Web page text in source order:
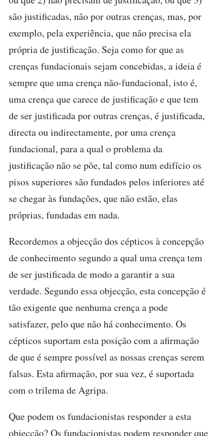
são justificadas, não por outras crenças, mas, por
exemplo, pela experiência, que não precisa ela
própria de justificação. Seja como for que as
crenças fundacionais sejam concebidas, a ideia é
sempre que uma crença não-fundacional, isto é,
uma crença que carece de justificação e que tem
de ser justificada por outras crenças, é justificada,
directa ou indirectamente, por uma crença
fundacional, para a qual o problema da
justificação não se põe, tal como num edifício os
pisos superiores são fundados pelos inferiores até
se chegar às fundações, que não estão, elas
próprias, fundadas em nada.
Recordemos a objecção dos cépticos à concepção
de conhecimento segundo a qual uma crença tem
de ser justificada de modo a garantir a sua
verdade. Segundo essa objecção, esta concepção é
tão exigente que nenhuma crença a pode
satisfazer, pelo que não há conhecimento. Os
cépticos suportam esta posição com a afirmação
de que é sempre possível as nossas crenças serem
falsas. Esta afirmação, por sua vez, é suportada
com o trilema de Agripa.
Que podem os fundacionistas responder a esta
objecção? Os fundacionistas podem responder que